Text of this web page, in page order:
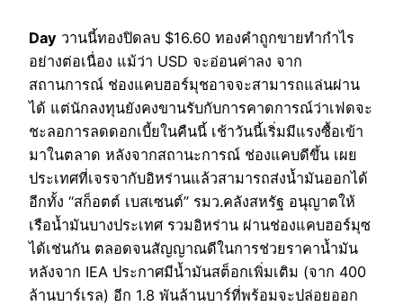
Day วานนี้ทองปิดลบ $16.60 ทองคำถูกขายทำกำไร
อย่างต่อเนื่อง แม้ว่า USD จะอ่อนค่าลง จาก
สถานการณ์ ช่องแคบฮอร์มุชอาจจะสามารถแล่นผ่าน
ได้ แต่นักลงทุนยังคงขานรับกับการคาดการณ์ว่าเฟดจะ
ชะลอการลดดอกเบี้ยในคืนนี้ เช้าวันนี้เริ่มมีแรงซื้อเข้า
มาในตลาด หลังจากสถานะการณ์ ช่องแคบดีขึ้น เผย
ประเทศที่เจรจากับอิหร่านแล้วสามารถส่งน้ำมันออกได้
อีกทั้ง “สก็อตต์ เบสเซนต์” รมว.คลังสหรัฐ อนุญาตให้
เรือน้ำมันบางประเทศ รวมอิหร่าน ผ่านช่องแคบฮอร์มุซ
ได้เช่นกัน ตลอดจนสัญญาณดีในการช่วยราคาน้ำมัน
หลังจาก IEA ประกาศมีน้ำมันสต็อกเพิ่มเติม (จาก 400
ล้านบาร์เรล) อีก 1.8 พันล้านบาร์ที่พร้อมจะปล่อยออก